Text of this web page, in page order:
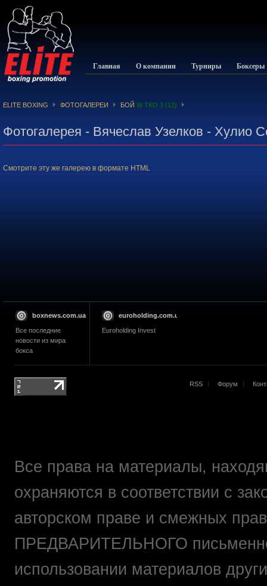
Главная О компании Турниры Боксеры
ELITE BOXING ФОТОГАЛЕРЕИ БОЙ W TKO 3 (12)
Фотогалерея - Вячеслав Узелков - Хулио
Смотрите эту же галерею в формате HTML
boxnews.com.ua
Все последние
новости из мира
бокса
euroholding.com.ua
Euroholding Invest
RSS Форум
Все права на материалы,
охраняются в соответствии с
авторском праве и смежных
ПРЕДВАРИТЕЛЬНОГО
использовании материалов